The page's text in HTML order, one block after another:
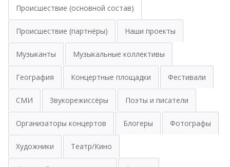
Происшествие (основной состав)
Происшествие (партнёры) Наши проекты
Музыканты Музыкальные коллективы
География Концертные площадки Фестивали
СМИ Звукорежиссёры Поэты и писатели
Организаторы концертов Блогеры Фотографы
Художники Театр/Кино